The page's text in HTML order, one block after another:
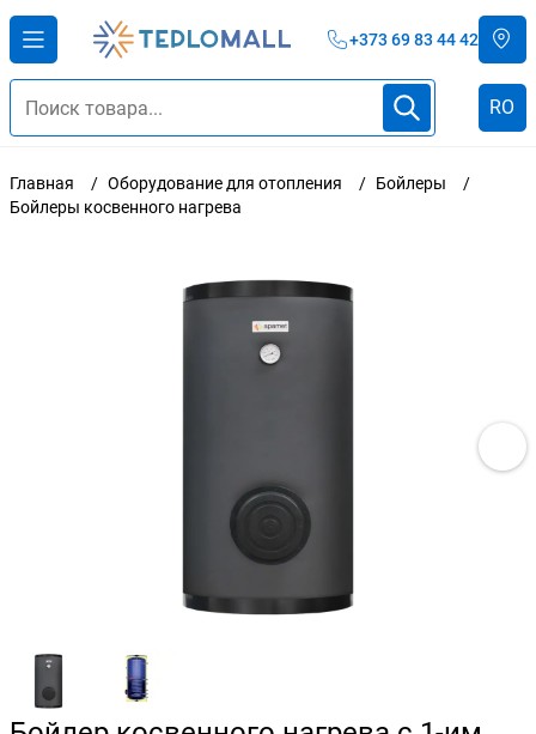
+373 69 83 44 42
RO
Главная Оборудование для отопления
Бойлеры
Бойлеры косвенного нагрева